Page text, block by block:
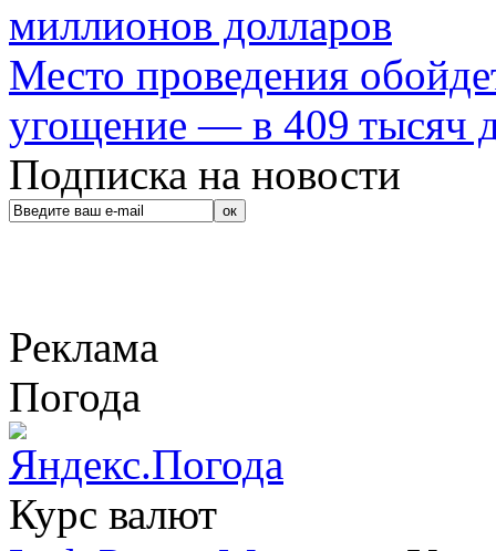
миллионов долларов
Место проведения
угощение — в 409 тысяч
Подписка на новости
Реклама
Погода
Курс валют